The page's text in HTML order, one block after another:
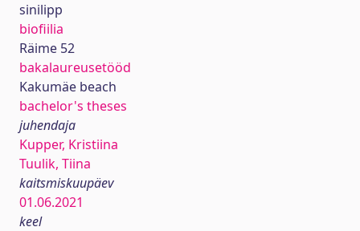
sinilipp
biofiilia
Räime 52
bakalaureusetööd
Kakumäe beach
bachelor's theses
juhendaja
Kupper, Kristiina
Tuulik, Tiina
kaitsmiskuupäev
01.06.2021
keel